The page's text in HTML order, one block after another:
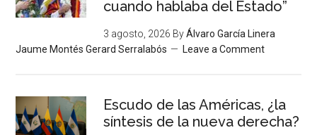
cuando hablaba del Estado”
3 agosto, 2026 ByÁlvaro García Linera
Jaume Montés Gerard Serralabós
Leave a Comment
Escudo de las Américas, ¿la
síntesis de la nueva derecha?